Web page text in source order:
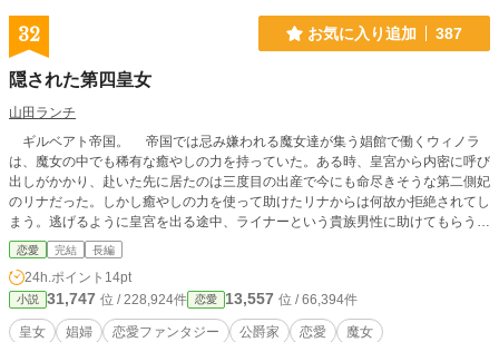
32 お気に入り追加 387
隠された第四皇女
山田ランチ
ギルベアト帝国。 帝国では忌み嫌われる魔女達が集う娼館で働くウィノラ
は、魔女の中でも稀有な癒やしの力を持っていた。ある時、皇宮から内密に呼び
出しがかかり、赴いた先に居たのは三度目の出産で今にも命尽きそうな第二側妃
のリナだった。しかし癒やしの力を使って助けたリナからは何故か拒絶されてし
まう。逃げるように皇宮を出る途中、ライナーという貴族男性に助けてもらう。
それから３年後、とある命令を受けてウィノラは再び皇宮に赴く事になる。
皇帝の命令で魔女を捕らえる動きが活発になっていく中、エミル王国との戦争が
勃発。そしてウィノラが娼館に隠された秘密が明らかとなっていく。 ヒュー娼
館の人々 ウィノラ（娼館で育った第四皇女） アデリータ（女将、ウィノラの育
ての親） マイノ（アデリータの弟で護衛長） ディアンヌ、ロラ（娼婦） デル
恋愛 完結 長編
24h.ポイント 14pt
小説 31,747 位 / 228,924件 恋愛 13,557 位 / 66,394件
皇女 娼婦 恋愛ファンタジー 公爵家 恋愛 魔女